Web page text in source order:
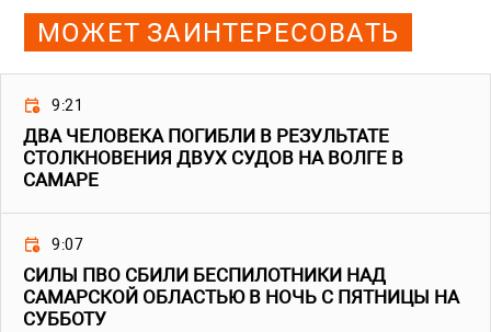
МОЖЕТ ЗАИНТЕРЕСОВАТЬ
9:21
ДВА ЧЕЛОВЕКА ПОГИБЛИ В РЕЗУЛЬТАТЕ
СТОЛКНОВЕНИЯ ДВУХ СУДОВ НА ВОЛГЕ В
САМАРЕ
9:07
СИЛЫ ПВО СБИЛИ БЕСПИЛОТНИКИ НАД
САМАРСКОЙ ОБЛАСТЬЮ В НОЧЬ С ПЯТНИЦЫ НА
СУББОТУ